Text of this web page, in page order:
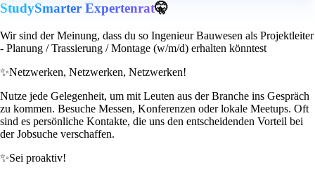
StudySmarter Expertenrat🤫
Wir sind der Meinung, dass du so Ingenieur Bauwesen als Projektleiter
- Planung / Trassierung / Montage (w/m/d) erhalten könntest
✨Netzwerken, Netzwerken, Netzwerken!
Nutze jede Gelegenheit, um mit Leuten aus der Branche ins Gespräch
zu kommen. Besuche Messen, Konferenzen oder lokale Meetups. Oft
sind es persönliche Kontakte, die uns den entscheidenden Vorteil bei
der Jobsuche verschaffen.
✨Sei proaktiv!